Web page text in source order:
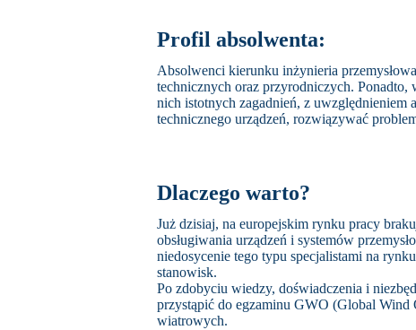
Profil absolwenta:
Absolwenci kierunku inżynieria
technicznych oraz przyrodniczych.
nich istotnych zagadnień, z
technicznego urządzeń, rozwiązywać
Dlaczego warto?
Już dzisiaj, na europejskim rynku pracy
obsługiwania urządzeń i systemów
niedosycenie tego typu specjalistami na
stanowisk.
Po zdobyciu wiedzy, doświadczenia i
przystąpić do egzaminu GWO (Global Wind
wiatrowych.